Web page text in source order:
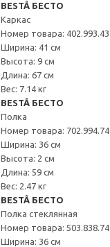
BESTÅ БЕСТО
Каркас
Номер товара: 402.993.43
Ширина: 41 см
Высота: 9 см
Длина: 67 см
Вес: 7.14 кг
BESTÅ БЕСТО
Полка
Номер товара: 702.994.74
Ширина: 36 см
Высота: 2 см
Длина: 59 см
Вес: 2.47 кг
BESTÅ БЕСТО
Полка стеклянная
Номер товара: 503.838.74
Ширина: 36 см